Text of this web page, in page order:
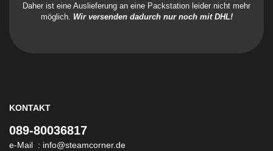
Daher ist eine Auslieferung an eine Packstation leider nicht mehr
möglich. Wir versenden dadurch nur noch mit DHL!
KONTAKT
089-80036817
e-Mail : info@steamcorner.de